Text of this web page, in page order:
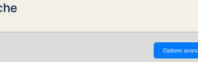
Options